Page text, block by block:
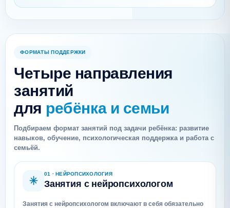
ФОРМАТЫ ПОДДЕРЖКИ
Четыре направления
занятий
для ребёнка и семьи
Подбираем формат занятий под задачи ребёнка: развитие
навыков, обучение, психологическая поддержка и работа с
семьёй.
01 · НЕЙРОПСИХОЛОГИЯ
Занятия с нейропсихологом
Занятия с нейропсихологом включают в себя обязательно